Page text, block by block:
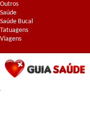
Outros
Saúde
Saúde Bucal
Tatuagens
Viagens